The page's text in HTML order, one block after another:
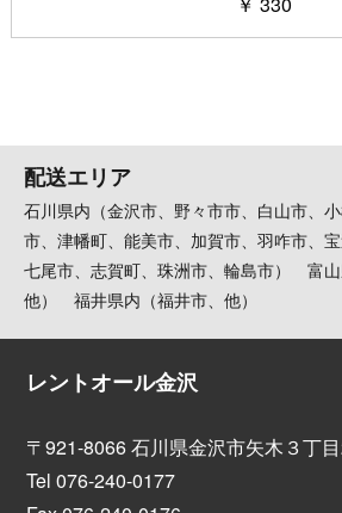
配送エリア
石川県内（金沢市、野々市市、白山市、
市、津幡町、能美市、加賀市、羽咋市、宝
七尾市、志賀町、珠洲市、輪島市） 富山
他） 福井県内（福井市、他）
レントオール金沢
〒921-8066 石川県金沢市矢木３丁
Tel 076-240-0177